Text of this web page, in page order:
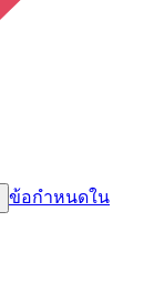
ข้อกำหนดใน